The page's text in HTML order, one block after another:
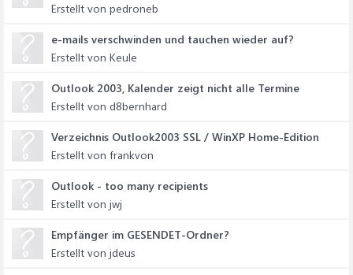
Erstellt von pedroneb
e-mails verschwinden und tauchen wieder auf?
Erstellt von Keule
Outlook 2003, Kalender zeigt nicht alle Termine
Erstellt von d8bernhard
Verzeichnis Outlook2003 SSL / WinXP Home-Edition
Erstellt von frankvon
Outlook - too many recipients
Erstellt von jwj
Empfänger im GESENDET-Ordner?
Erstellt von jdeus